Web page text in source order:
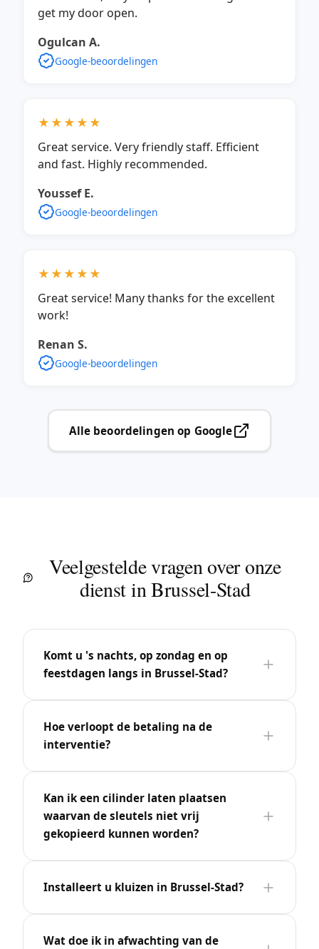
get my door open.
Ogulcan A.
Google-beoordelingen
★★★★★
Great service. Very friendly staff. Efficient
and fast. Highly recommended.
Youssef E.
Google-beoordelingen
★★★★★
Great service! Many thanks for the excellent
work!
Renan S.
Google-beoordelingen
Alle beoordelingen op Google
Veelgestelde vragen over onze
dienst in Brussel-Stad
Komt u 's nachts, op zondag en op
feestdagen langs in Brussel-Stad?
Hoe verloopt de betaling na de
interventie?
Kan ik een cilinder laten plaatsen
waarvan de sleutels niet vrij
gekopieerd kunnen worden?
Installeert u kluizen in Brussel-Stad?
Wat doe ik in afwachting van de